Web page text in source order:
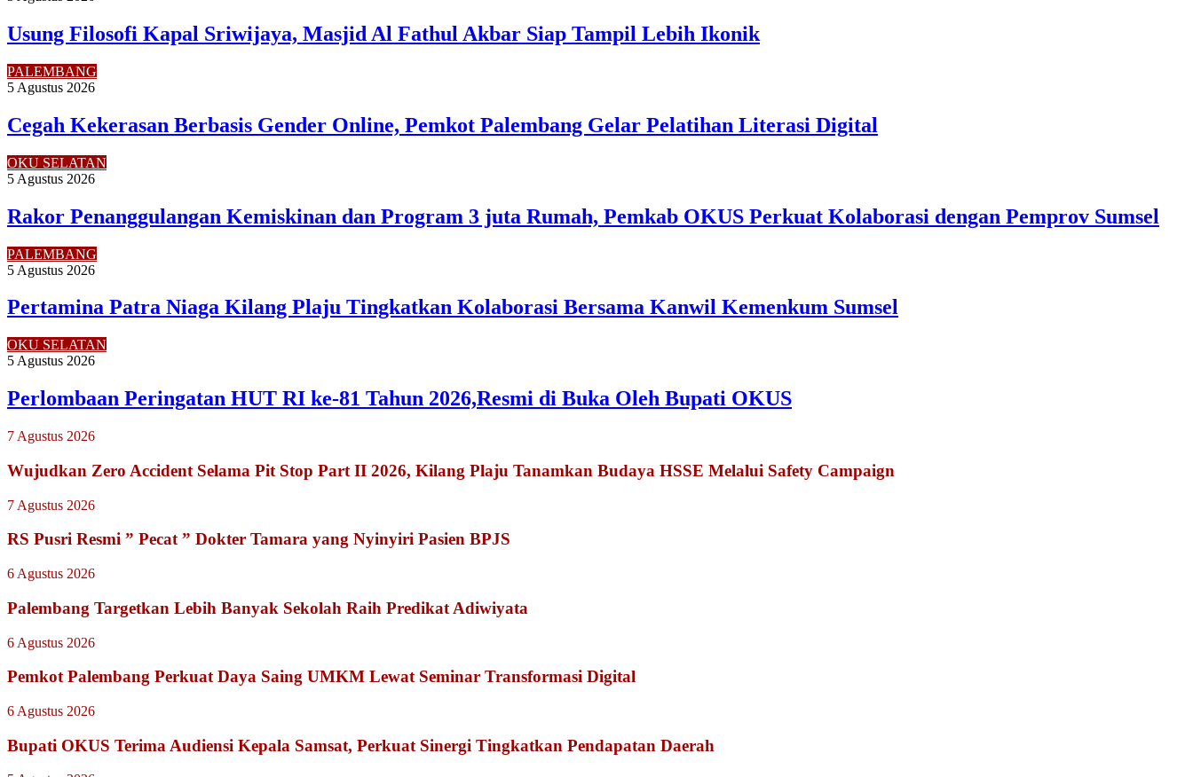
Usung Filosofi Kapal Sriwijaya, Masjid Al Fathul Akbar Siap Tampil Lebih Ikonik
PALEMBANG
5 Agustus 2026
Cegah Kekerasan Berbasis Gender Online, Pemkot Palembang Gelar Pelatihan Literasi Digital
OKU SELATAN
5 Agustus 2026
Rakor Penanggulangan Kemiskinan dan Program 3 juta Rumah, Pemkab OKUS Perkuat Kolaborasi dengan Pemprov Sumsel
PALEMBANG
5 Agustus 2026
Pertamina Patra Niaga Kilang Plaju Tingkatkan Kolaborasi Bersama Kanwil Kemenkum Sumsel
OKU SELATAN
5 Agustus 2026
Perlombaan Peringatan HUT RI ke-81 Tahun 2026,Resmi di Buka Oleh Bupati OKUS
7 Agustus 2026
Wujudkan Zero Accident Selama Pit Stop Part II 2026, Kilang Plaju Tanamkan Budaya HSSE Melalui Safety Campaign
7 Agustus 2026
RS Pusri Resmi ” Pecat ” Dokter Tamara yang Nyinyiri Pasien BPJS
6 Agustus 2026
Palembang Targetkan Lebih Banyak Sekolah Raih Predikat Adiwiyata
6 Agustus 2026
Pemkot Palembang Perkuat Daya Saing UMKM Lewat Seminar Transformasi Digital
6 Agustus 2026
Bupati OKUS Terima Audiensi Kepala Samsat, Perkuat Sinergi Tingkatkan Pendapatan Daerah